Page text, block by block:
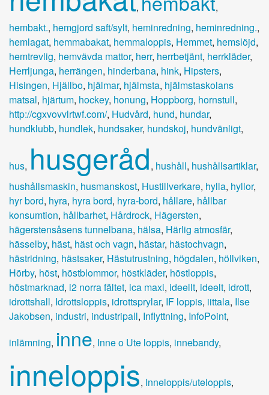
,
,
hembakt., hemgjord saft/sylt, heminredning, heminredning.,
hemlagat, hemmabakat, hemmaloppis, Hemmet, hemslöjd,
hemtrevlig, hemvävda mattor, herr, herrbetjänt, herrkläder,
Herrljunga, herrängen, hinderbana, hink, Hipsters,
Hisingen, Hjällbo, hjälmar, hjälmsta, hjälmstaskolans
matsal, hjärtum, hockey, honung, Hoppborg, hornstull,
http://cgxvovvlrtwf.com/, Hudvård, hund, hundar,
hundklubb, hundlek, hundsaker, hundskoj, hundvänligt,
hus, husgeråd, hushåll, hushållsartiklar,
hushållsmaskin, husmanskost, Hustillverkare, hylla, hyllor,
hyr bord, hyra, hyra bord, hyra-bord, hållare, hållbar
konsumtion, hållbarhet, Hårdrock, Hägersten,
hägerstensåsens tunnelbana, hälsa, Härlig atmosfär,
hässelby, häst, häst och vagn, hästar, hästochvagn,
hästridning, hästsaker, Hästutrustning, högdalen, höllviken,
Hörby, höst, höstblommor, höstkläder, höstloppis,
höstmarknad, i2 norra fältet, ica maxi, ideellt, ideelt, idrott,
idrottshall, Idrottsloppis, idrottsprylar, IF loppis, iittala, Ilse
Jakobsen, industri, industripall, Inflyttning, InfoPoint,
inlämning, inne, Inne o Ute loppis, innebandy,
inneloppis, Inneloppis/uteloppis,